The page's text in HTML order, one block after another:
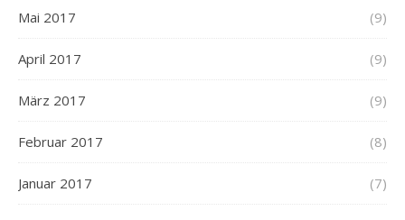
Mai 2017 (9)
April 2017 (9)
März 2017 (9)
Februar 2017 (8)
Januar 2017 (7)